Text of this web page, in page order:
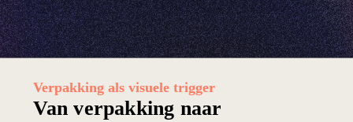
Verpakking als visuele trigger
Van verpakking naar